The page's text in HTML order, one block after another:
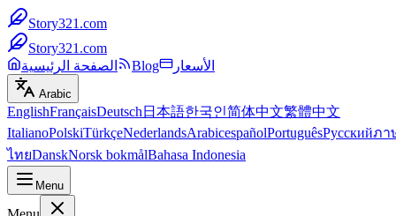
Story321.com
Story321.com
الصفحة الرئيسية
Blog الأسعار
Arabic
EnglishFrançaisDeutsch 日本語한국인简体中文繁體中文
ItalianoPolskiTürkçeNederlandsArabicespañolPortuguêsРусскийภา
ไทยDanskNorsk bokmålBahasa Indonesia
Menu